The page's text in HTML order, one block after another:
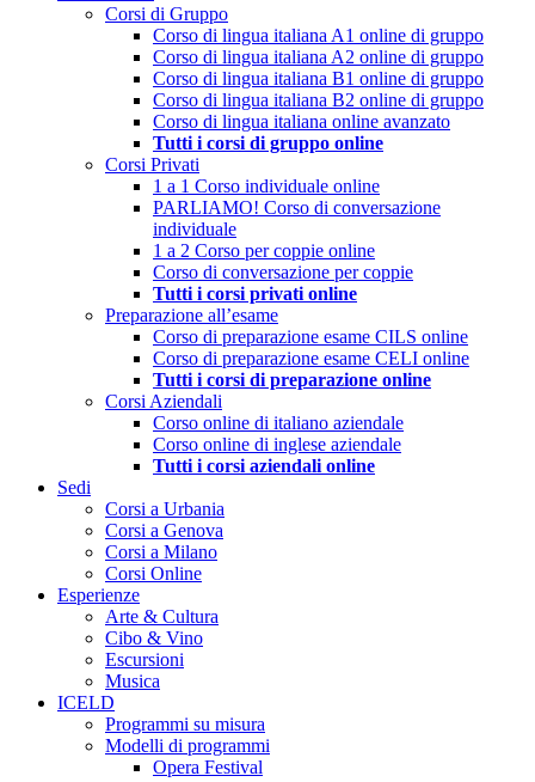
Corsi di Gruppo
Corso di lingua italiana A1 online di gruppo
Corso di lingua italiana A2 online di gruppo
Corso di lingua italiana B1 online di gruppo
Corso di lingua italiana B2 online di gruppo
Corso di lingua italiana online avanzato
Tutti i corsi di gruppo online
Corsi Privati
1 a 1 Corso individuale online
PARLIAMO! Corso di conversazione
individuale
1 a 2 Corso per coppie online
Corso di conversazione per coppie
Tutti i corsi privati online
Preparazione all’esame
Corso di preparazione esame CILS online
Corso di preparazione esame CELI online
Tutti i corsi di preparazione online
Corsi Aziendali
Corso online di italiano aziendale
Corso online di inglese aziendale
Tutti i corsi aziendali online
Sedi
Corsi a Urbania
Corsi a Genova
Corsi a Milano
Corsi Online
Esperienze
Arte & Cultura
Cibo & Vino
Escursioni
Musica
ICELD
Programmi su misura
Modelli di programmi
Opera Festival